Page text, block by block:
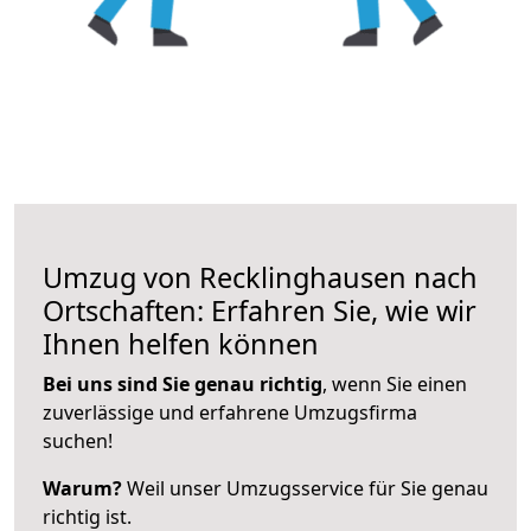
Umzug von Recklinghausen nach
Ortschaften: Erfahren Sie, wie wir
Ihnen helfen können
Bei uns sind Sie genau richtig, wenn Sie einen
zuverlässige und erfahrene Umzugsfirma
suchen!
Warum?Weil unser Umzugsservice für Sie genau
richtig ist.